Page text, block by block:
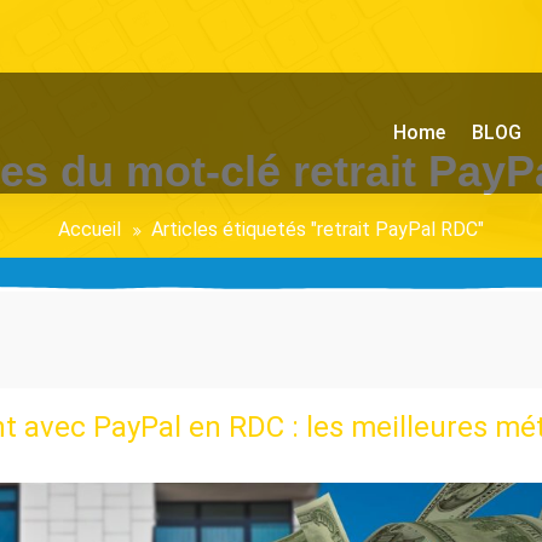
Home BLOG
du mot-clé retrait
Accueil Articles étiquetés "retrait PayPal RDC"
avec PayPal en RDC : les meilleures